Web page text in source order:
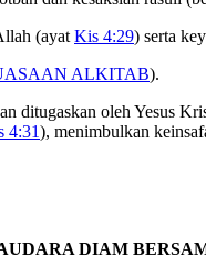
(ayat Kis 4:29) serta
ALKITAB).
ditugaskan oleh Yesus
4:31), menimbulkan
DIAM